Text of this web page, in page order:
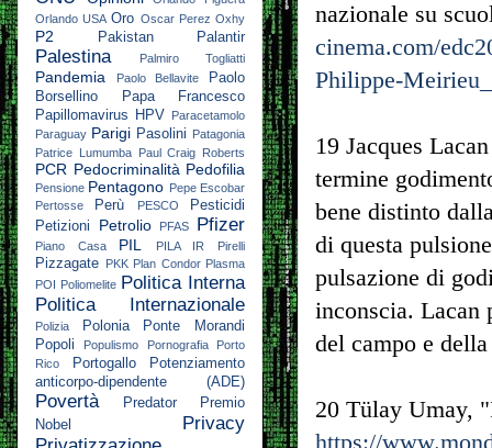
nazionale su
cinema.com/
Philippe-
19 Jacques
termine
bene distinto
di questa
pulsazione di
inconscia. Lacan
del campo e
20 Tülay Umay,
https://
Orlando USA Oro Oscar Perez Oxhy
P2 Pakistan Palantir
Palestina Palmiro Togliatti
Pandemia Paolo Bellavite
Paolo
Borsellino
Papa Francesco
Papillomavirus HPV
Paracetamolo
Paraguay Parigi Pasolini Patagonia
Patrice Lumumba
Paul Craig Roberts
PCR Pedocriminalità Pedofilia
Pensione Pentagono Pepe Escobar
Pertosse
Perù PESCO
Pesticidi
Petizioni
Petrolio PFAS Pfizer
Piano Casa PIL PILA IR Pirelli
Pizzagate PKK Plan Condor Plasma
POI Poliomelite Politica Interna
Politica Internazionale
Polizia Polonia
Ponte Morandi
Popoli
Populismo Pornografia
Porto
Rico
Portogallo
Potenziamento
anticorpo-dipendente (ADE)
Povertà Predator
Premio
Nobel
Privacy